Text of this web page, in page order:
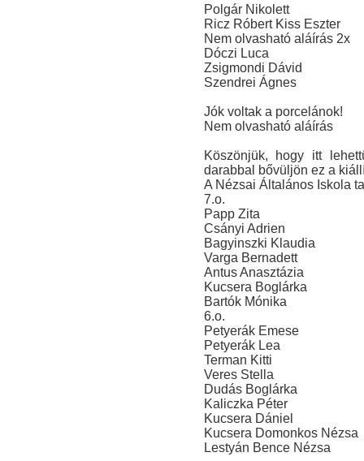
Polgár Nikolett
Ricz Róbert Kiss Eszter
Nem olvasható aláírás 2x
Dóczi Luca
Zsigmondi Dávid
Szendrei Ágnes
Jók voltak a porcelánok!
Nem olvasható aláírás
Köszönjük, hogy itt
darabbal bővüljön ez a
A Nézsai Általános Iskola
7.o.
Papp Zita
Csányi Adrien
Bagyinszki Klaudia
Varga Bernadett
Antus Anasztázia
Kucsera Boglárka
Bartók Mónika
6.o.
Petyerák Emese
Petyerák Lea
Terman Kitti
Veres Stella
Dudás Boglárka
Kaliczka Péter
Kucsera Dániel
Kucsera Domonkos Nézsa
Lestyán Bence Nézsa